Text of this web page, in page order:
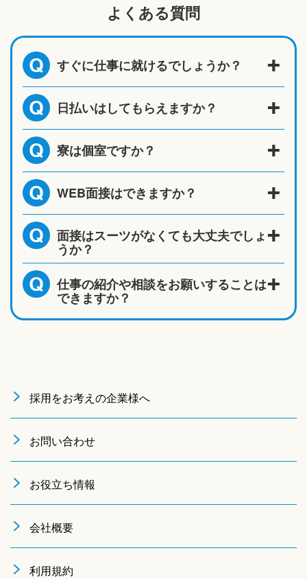
よくある質問
Q すぐに仕事に就けるでしょうか？
Q 日払いはしてもらえますか？
Q 寮は個室ですか？
Q WEB面接はできますか？
Q 面接はスーツがなくても大丈夫でしょ
うか？
Q 仕事の紹介や相談をお願いすることは
できますか？
採用をお考えの企業様へ
お問い合わせ
お役立ち情報
会社概要
利用規約